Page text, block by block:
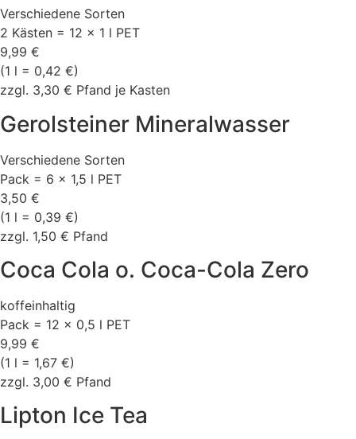
Verschiedene Sorten
2 Kästen = 12 x 1 l PET
9,99 €
(1 l = 0,42 €)
zzgl. 3,30 € Pfand je Kasten
Gerolsteiner Mineralwasser
Verschiedene Sorten
Pack = 6 x 1,5 l PET
3,50 €
(1 l = 0,39 €)
zzgl. 1,50 € Pfand
Coca Cola o. Coca-Cola Zero
koffeinhaltig
Pack = 12 x 0,5 l PET
9,99 €
(1 l = 1,67 €)
zzgl. 3,00 € Pfand
Lipton Ice Tea